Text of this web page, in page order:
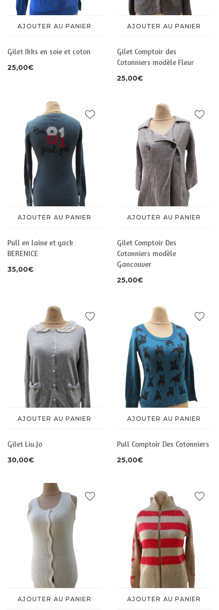
AJOUTER AU PANIER
Gilet Ikks en soie et coton
25,00€
AJOUTER AU PANIER
Gilet Comptoir des
Cotonniers modèle Fleur
25,00€
AJOUTER AU PANIER
Pull en laine et yack
BERENICE
35,00€
AJOUTER AU PANIER
Gilet Comptoir Des
Cotonniers modèle
Gancouver
25,00€
AJOUTER AU PANIER
Gilet Liu.Jo
30,00€
AJOUTER AU PANIER
Pull Comptoir Des Cotonniers
25,00€
AJOUTER AU PANIER AJOUTER AU PANIER